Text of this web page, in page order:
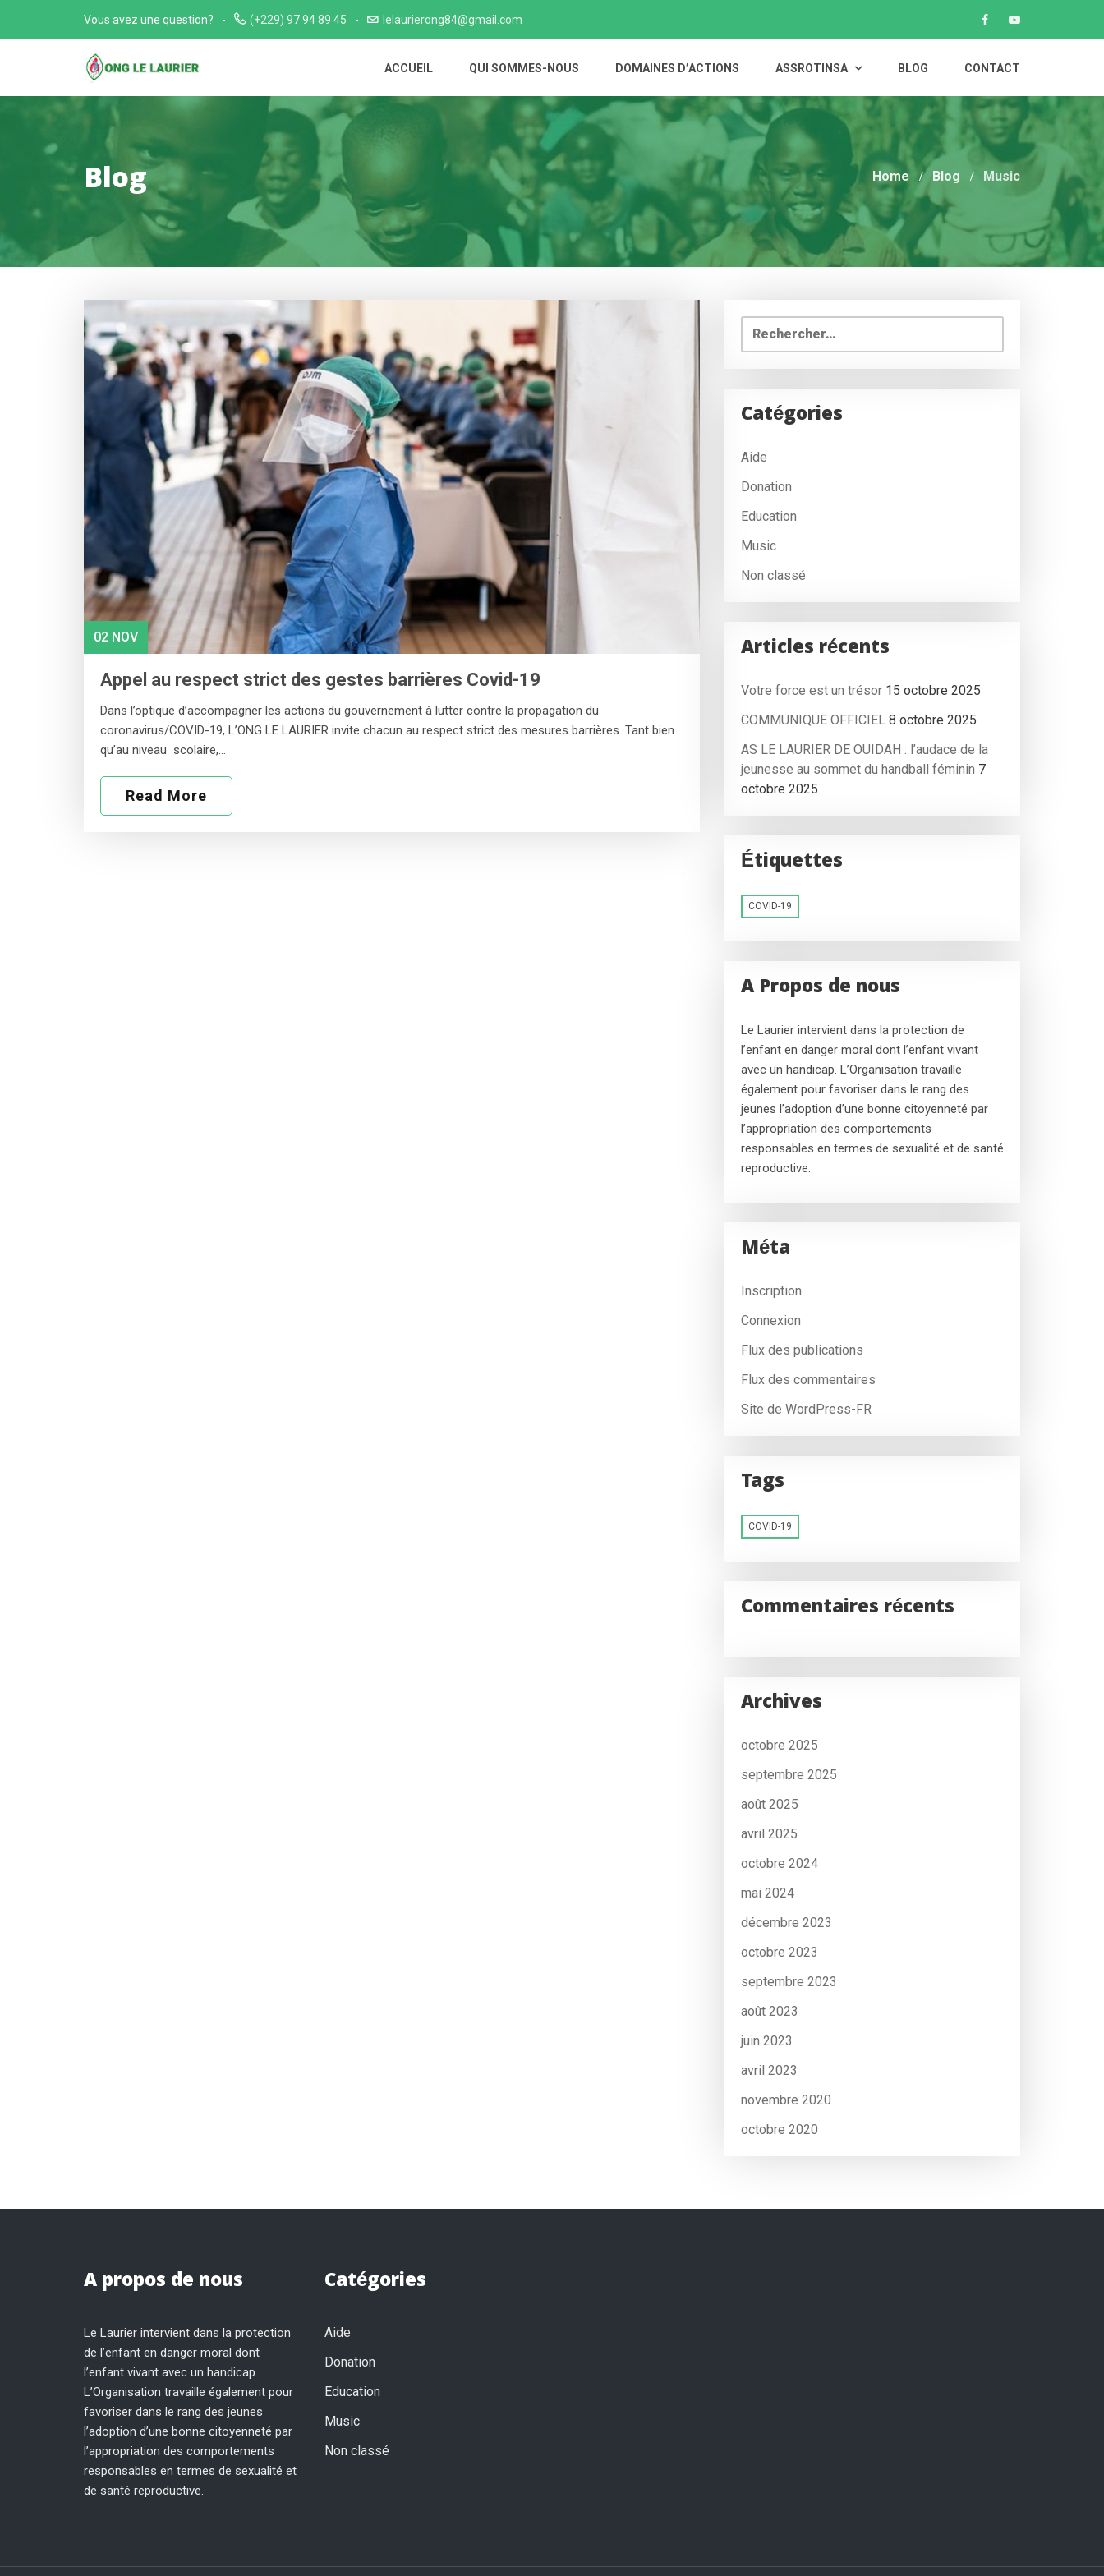
Vous avez une question? (+229) 97 94 89 45 lelaurierong84@gmail.com
ACCUEIL QUI SOMMES-NOUS DOMAINES D’ACTIONS ASSROTINSA BLOG CONTACT
Blog Home Blog Music
02 NOV
Appel au respect strict des gestes barrières Covid-19
Dans l’optique d’accompagner les actions du gouvernement à lutter contre la propagation du
coronavirus/COVID-19, L’ONG LE LAURIER invite chacun au respect strict des mesures barrières. Tant bien
qu’au niveau scolaire,…
Read More
Rechercher :
Catégories
Aide
Donation
Education
Music
Non classé
Articles récents
Votre force est un trésor 15 octobre 2025
COMMUNIQUE OFFICIEL 8 octobre 2025
AS LE LAURIER DE OUIDAH : l’audace de la
jeunesse au sommet du handball féminin 7
octobre 2025
Étiquettes
COVID-19
A Propos de nous
Le Laurier intervient dans la protection de
l’enfant en danger moral dont l’enfant vivant
avec un handicap. L’Organisation travaille
également pour favoriser dans le rang des
jeunes l’adoption d’une bonne citoyenneté par
l’appropriation des comportements
responsables en termes de sexualité et de santé
reproductive.
Méta
Inscription
Connexion
Flux des publications
Flux des commentaires
Site de WordPress-FR
Tags
COVID-19
Commentaires récents
Archives
octobre 2025
septembre 2025
août 2025
avril 2025
octobre 2024
mai 2024
décembre 2023
octobre 2023
septembre 2023
août 2023
juin 2023
avril 2023
novembre 2020
octobre 2020
A propos de nous
Le Laurier intervient dans la protection
de l’enfant en danger moral dont
l’enfant vivant avec un handicap.
L’Organisation travaille également pour
favoriser dans le rang des jeunes
l’adoption d’une bonne citoyenneté par
l’appropriation des comportements
responsables en termes de sexualité et
de santé reproductive.
Catégories
Aide
Donation
Education
Music
Non classé